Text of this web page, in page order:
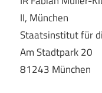
II, München
Staatsinstitut für
Am Stadtpark 20
81243 München